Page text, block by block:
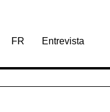
FR Entrevista